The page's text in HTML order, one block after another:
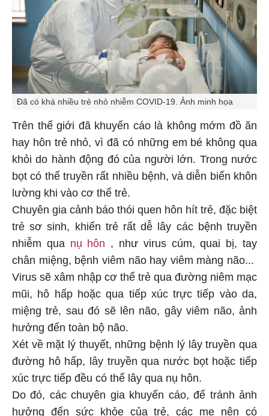
Đã có khá nhiều trẻ nhỏ nhiễm COVID-19. Ảnh minh họa
Trên thế giới đã khuyến cáo là không mớm đồ ăn
hay hôn trẻ nhỏ, vì đã có những em bé không qua
khỏi do hành động đó của người lớn. Trong nước
bọt có thể truyền rất nhiều bệnh, và diễn biến khôn
lường khi vào cơ thể trẻ.
Chuyên gia cảnh báo thói quen hôn hít trẻ, đặc biệt
trẻ sơ sinh, khiến trẻ rất dễ lây các bệnh truyền
nhiễm qua nụ hôn , như virus cúm, quai bị, tay
chân miệng, bệnh viêm não hay viêm màng não...
Virus sẽ xâm nhập cơ thể trẻ qua đường niêm mạc
mũi, hô hấp hoặc qua tiếp xúc trực tiếp vào da,
miệng trẻ, sau đó sẽ lên não, gây viêm não, ảnh
hưởng đến toàn bộ não.
Xét về mặt lý thuyết, những bệnh lý lây truyền qua
đường hô hấp, lây truyền qua nước bọt hoặc tiếp
xúc trực tiếp đều có thể lây qua nụ hôn.
Do đó, các chuyên gia khuyến cáo, để tránh ảnh
hưởng đến sức khỏe của trẻ, các mẹ nên có